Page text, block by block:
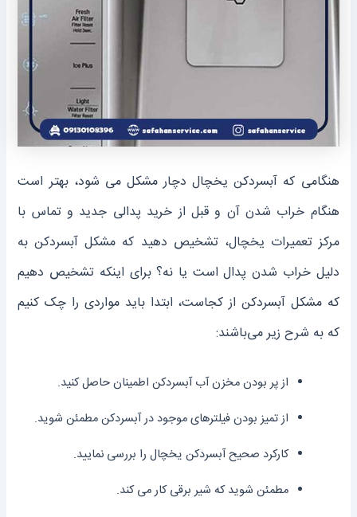
هنگامی که آبسرد‌کن یخچال دچار مشکل می ‌شود، بهتر است
هنگام خراب شدن آن و قبل از خرید پدالی جدید و تماس با
مرکز تعمیرات یخچال، تشخیص دهید که مشکل آبسرد‌کن به
دلیل خراب شدن پدال است یا نه؟ برای اینکه تشخیص دهیم
که مشکل آبسردکن از کجاست، ابتدا باید مواردی را چک کنیم
که به شرح زیر می‌باشند:
از پر بودن مخزن آب آبسرد‌کن اطمینان حاصل کنید.
از تمیز بودن فیلترهای موجود در آبسرد‌کن مطمئن شوید.
کارکرد صحیح آبسرد‌کن یخچال را بررسی نمایید.
مطمئن شوید که شیر برقی کار می ‌کند.